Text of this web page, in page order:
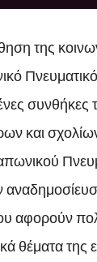
της
συνθήκες
και
αφορούν
θέματα της